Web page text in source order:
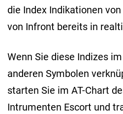
die Index Indikationen
von Infront bereits in
Wenn Sie diese Indizes
anderen Symbolen
starten Sie im AT-Chart
Intrumenten Escort und